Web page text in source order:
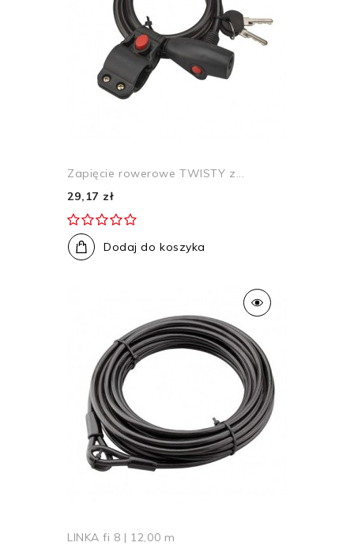
Zapięcie rowerowe TWISTY z...
29,17 zł
Dodaj do koszyka
LINKA fi 8 | 12,00 m